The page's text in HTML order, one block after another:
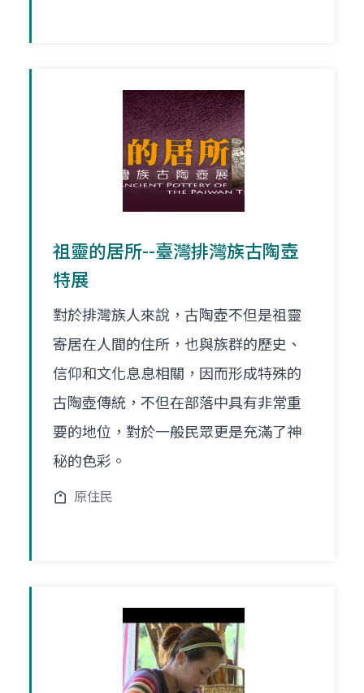
祖靈的居所--臺灣排灣族古陶壺
特展
對於排灣族人來說，古陶壺不但是祖靈
寄居在人間的住所，也與族群的歷史、
信仰和文化息息相關，因而形成特殊的
古陶壺傳統，不但在部落中具有非常重
要的地位，對於一般民眾更是充滿了神
秘的色彩。
原住民